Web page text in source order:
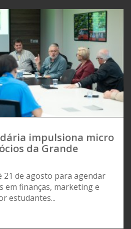
impulsiona micro
da Grande
21 de agosto para agendar
em finanças, marketing e
estudantes...